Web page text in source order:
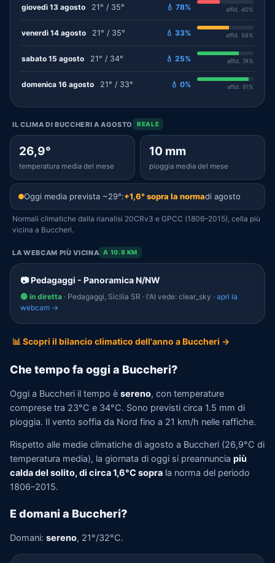
giovedì 13 agosto 21° / 35° 💧 78% affid. 40%
venerdì 14 agosto 21° / 35° 💧 33% affid. 56%
sabato 15 agosto 21° / 34° 💧 25% affid. 74%
domenica 16 agosto 21° / 33° 💧 0% affid. 91%
IL CLIMA DI BUCCHERI A AGOSTO REALE
26,9°
temperatura media del mese
10 mm
pioggia media del mese
Oggi media prevista ~29°:+1,6° sopra la normadi agosto
Normali climatiche dalla rianalisi 20CRv3 e GPCC (1806–2015), cella più
vicina a Buccheri.
LA WEBCAM PIÙ VICINA A 10.8 KM
📷 Pedagaggi - Panoramica N/NW
🟢 in diretta · Pedagaggi, Sicilia SR · l'AI vede: clear_sky · apri la
webcam →
📊 Scopri il bilancio climatico dell'anno a Buccheri →
Che tempo fa oggi a Buccheri?
Oggi a Buccheri il tempo è sereno, con temperature
comprese tra 23°C e 34°C. Sono previsti circa 1.5 mm di
pioggia. Il vento soffia da Nord fino a 21 km/h nelle raffiche.
Rispetto alle medie climatiche di agosto a Buccheri (26,9°C di
temperatura media), la giornata di oggi si preannuncia più
calda del solito, di circa 1,6°C sopra la norma del periodo
1806–2015.
E domani a Buccheri?
Domani: sereno, 21°/32°C.